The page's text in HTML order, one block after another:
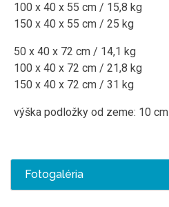
100 x 40 x 55 cm / 15,8 kg
150 x 40 x 55 cm / 25 kg
50 x 40 x 72 cm / 14,1 kg
100 x 40 x 72 cm / 21,8 kg
150 x 40 x 72 cm / 31 kg
výška podložky od zeme: 10 cm
Fotogaléria